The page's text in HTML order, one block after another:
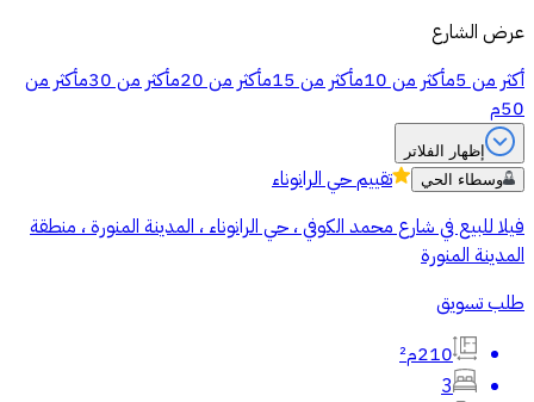
عرض الشارع
أكثر من 5م
أكثر من 10م أكثر من 15م أكثر من 20م أكثر من 30م
أكثر من
50م
إظهار الفلاتر
وسطاء الحي
تقييمحي الرانوناء
فيلا للبيع في شارع محمد الكوفي ، حي الرانوناء ، المدينة المنورة ، منطقة
المدينة المنورة
طلب تسويق
210م²
3